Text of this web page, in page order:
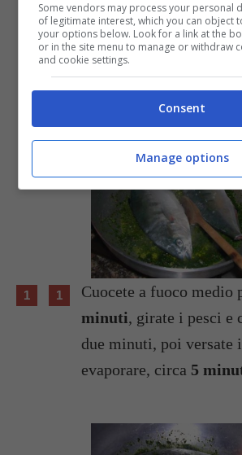
Cuocete a fuoco medio
minuti, girate i pesci e
due minuti, poi versate
evaporare, circa 5
Some vendors may process your personal
of legitimate interest, which you can object
your options below. Look for a link at the
or in the site menu to manage or withdraw
and cookie settings.
Consent
Manage options